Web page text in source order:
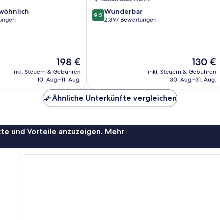
Der
Preis
beträgt
198 €
inkl. Steuern & Gebühren
10. Aug.–11. Aug.
9.2
von
9,2 Wunderbar
2.397 Bewertungen
Der
Preis
beträgt
130 €
inkl. Steuern & Gebühren
30. Aug.–31. Aug.
Ähnliche Unterkünfte vergleichen
und Vorteile anzuzeigen. Mehr